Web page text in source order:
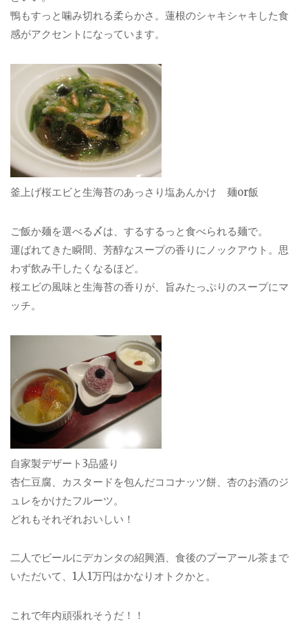
鴨もすっと噛み切れる柔らかさ。蓮根のシャキシャキした食
感がアクセントになっています。
釜上げ桜エビと生海苔のあっさり塩あんかけ 麺or飯
ご飯か麺を選べる〆は、するするっと食べられる麺で。
運ばれてきた瞬間、芳醇なスープの香りにノックアウト。思
わず飲み干したくなるほど。
桜エビの風味と生海苔の香りが、旨みたっぷりのスープにマ
ッチ。
自家製デザート3品盛り
杏仁豆腐、カスタードを包んだココナッツ餅、杏のお酒のジ
ュレをかけたフルーツ。
どれもそれぞれおいしい！
二人でビールにデカンタの紹興酒、食後のプーアール茶まで
いただいて、1人1万円はかなりオトクかと。
これで年内頑張れそうだ！！